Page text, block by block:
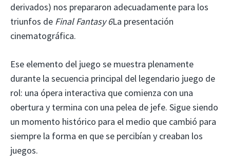
derivados) nos prepararon adecuadamente para los
triunfos de Final Fantasy 6La presentación
cinematográfica.
Ese elemento del juego se muestra plenamente
durante la secuencia principal del legendario juego de
rol: una ópera interactiva que comienza con una
obertura y termina con una pelea de jefe. Sigue siendo
un momento histórico para el medio que cambió para
siempre la forma en que se percibían y creaban los
juegos.